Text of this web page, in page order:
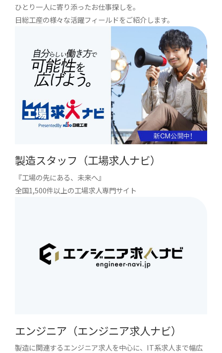
ひとり一人に寄り添ったお仕事探しを。
日総工産の様々な活躍フィールドをご紹介します。
製造スタッフ（工場求人ナビ）
『工場の先にある、未来へ』
全国1,500件以上の工場求人専門サイト
エンジニア（エンジニア求人ナビ）
製造に関連するエンジニア求人を中心に、IT系求人まで幅広